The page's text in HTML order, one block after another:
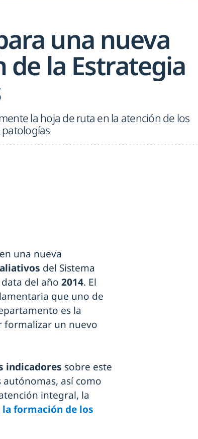
una nueva
de la Estrategia
la hoja de ruta en la atención de los
patologías
una nueva
del Sistema
del año 2014. El
que uno de
es la
formalizar un nuevo
indicadores sobre este
así como
integral, la
la formación de los